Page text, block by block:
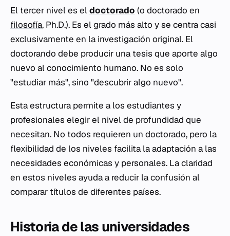
El tercer nivel es eldoctorado (o doctorado en
filosofía, Ph.D.). Es el grado más alto y se centra casi
exclusivamente en la investigación original. El
doctorando debe producir una tesis que aporte algo
nuevo al conocimiento humano. No es solo
"estudiar más", sino "descubrir algo nuevo".
Esta estructura permite a los estudiantes y
profesionales elegir el nivel de profundidad que
necesitan. No todos requieren un doctorado, pero la
flexibilidad de los niveles facilita la adaptación a las
necesidades económicas y personales. La claridad
en estos niveles ayuda a reducir la confusión al
comparar títulos de diferentes países.
Historia de las universidades